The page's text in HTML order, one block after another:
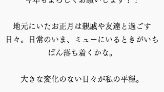
地元にいたお正月は親戚や友達と過ごす
日々。日常のいま、ミューにいるときがいち
ばん落ち着くかな。
大きな変化のない日々が私の平穏。